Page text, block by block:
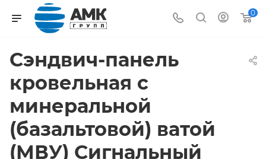
0
Сэндвич-панель
кровельная с
минеральной
(базальтовой) ватой
(МВУ) Сигнальный